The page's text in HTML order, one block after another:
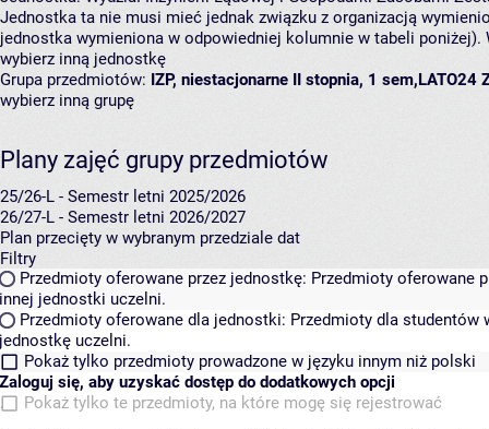
Jednostka ta nie musi mieć jednak związku z organizacją
jednostka wymieniona w odpowiedniej kolumnie w tabeli
wybierz inną jednostkę
Grupa przedmiotów: IZP, niestacjonarne II stopnia, 1 sem,LATO24
wybierz inną grupę
Plany zajęć grupy przedmiotów
25/26-L - Semestr letni 2025/2026
26/27-L - Semestr letni 2026/2027
Plan przecięty w wybranym przedziale dat
Filtry
Przedmioty oferowane przez jednostkę: Przedmioty oferowane
innej jednostki uczelni.
Przedmioty oferowane dla jednostki: Przedmioty dla studentów
jednostkę uczelni.
Pokaż tylko przedmioty prowadzone w języku innym niż polski
Zaloguj się, aby uzyskać dostęp do dodatkowych opcji
Pokaż tylko te przedmioty, na które mogę się rejestrować